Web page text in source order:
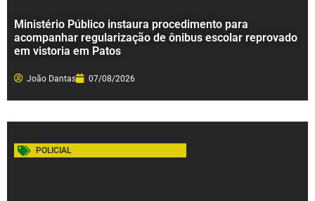
Ministério Público instaura procedimento para
acompanhar regularização de ônibus escolar reprovado
em vistoria em Patos
João Dantas 07/08/2026
POLICIAL